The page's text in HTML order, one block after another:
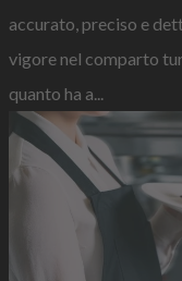
accurato, preciso e
vigore nel comparto
quanto ha a...